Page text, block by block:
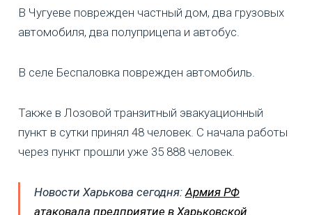
В Чугуеве поврежден частный дом, два грузовых
автомобиля, два полуприцепа и автобус.
В селе Беспаловка поврежден автомобиль.
Также в Лозовой транзитный эвакуационный
пункт в сутки принял 48 человек. С начала работы
через пункт прошли уже 35 888 человек.
Новости Харькова сегодня:Армия РФ
атаковала предприятие в Харьковской